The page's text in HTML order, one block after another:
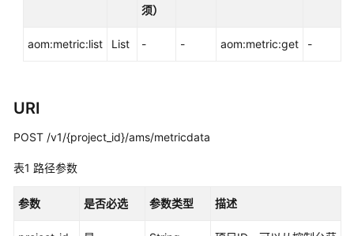
践
参
用
须）
aom:metric:list List - - aom:metric:get -
URI
POST /v1/{project_id}/ams/metricdata
表1 路径参数
参数 是否必选 参数类型 描述